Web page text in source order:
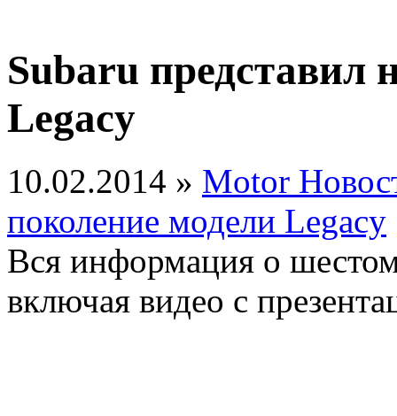
Subaru представил
Legacy
10.02.2014 » Motor
поколение модели Legacy
Вся информация о
включая видео с